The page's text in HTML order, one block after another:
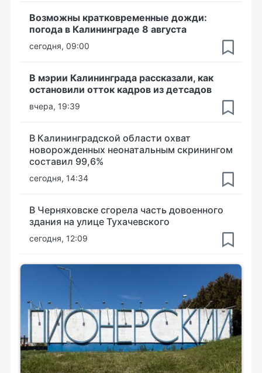
Возможны кратковременные дожди:
погода в Калининграде 8 августа
сегодня, 09:00
В мэрии Калининграда рассказали, как
остановили отток кадров из детсадов
вчера, 19:39
В Калининградской области охват
новорожденных неонатальным скринингом
составил 99,6%
сегодня, 14:34
В Черняховске сгорела часть довоенного
здания на улице Тухачевского
сегодня, 12:09